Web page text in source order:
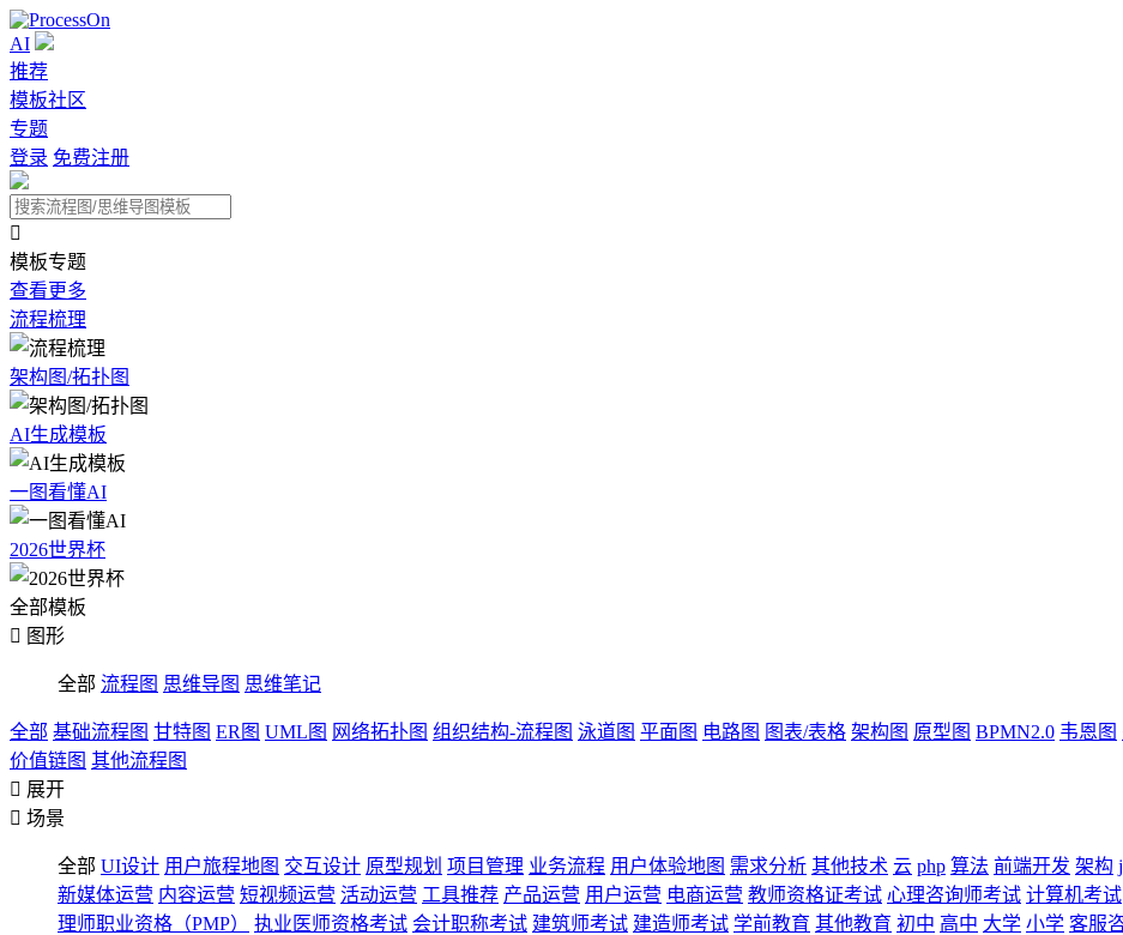
AI
推荐
模板社区
专题
登录 免费注册

模板专题
查看更多
流程梳理
架构图/拓扑图
AI生成模板
一图看懂AI
2026世界杯
全部模板
 图形
全部 流程图 思维导图 思维笔记
全部 基础流程图 甘特图 ER图 UML图 网络拓扑图 组织结构-流程图 泳道图 平面图 电路图 图表/表格 架构图 原型图 BPMN2.0 韦恩图
价值链图 其他流程图
 展开
 场景
全部 UI设计 用户旅程地图 交互设计 原型规划 项目管理 业务流程 用户体验地图 需求分析 其他技术 云 php 算法 前端开发 架构
新媒体运营 内容运营 短视频运营 活动运营 工具推荐 产品运营 用户运营 电商运营 教师资格证考试 心理咨询师考试 计算机考试
理师职业资格（PMP）
执业医师资格考试 会计职称考试 建筑师考试 建造师考试 学前教育 其他教育 初中 高中 大学 小学 客服